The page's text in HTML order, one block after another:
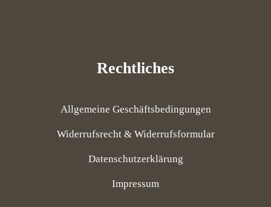
Rechtliches
Allgemeine Geschäftsbedingungen
Widerrufsrecht & Widerrufsformular
Datenschutzerklärung
Impressum